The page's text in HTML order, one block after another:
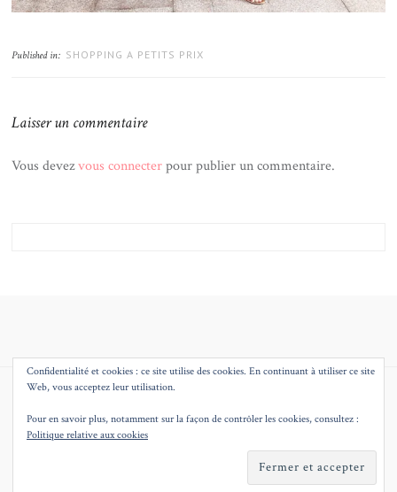
Published in: SHOPPING A PETITS PRIX
Laisser un commentaire
Vous devezvous connecterpour publier un commentaire.
JUSTGOODTHEMES.COM
Confidentialité et cookies : ce site utilise des cookies. En continuant à utiliser ce site
Web, vous acceptez leur utilisation.
Pour en savoir plus, notamment sur la façon de contrôler les cookies, consultez :
Politique relative aux cookies